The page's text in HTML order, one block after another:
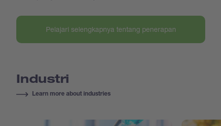
Pelajari selengkapnya tentang penerapan
Industri
Learn more about industries